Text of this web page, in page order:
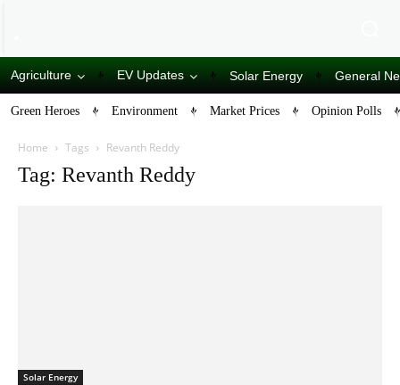
Agriculture EV Updates Solar Energy General
Green Heroes Environment Market Prices Opinion Polls
Home Tags Revanth Reddy
Tag: Revanth Reddy
Solar Energy